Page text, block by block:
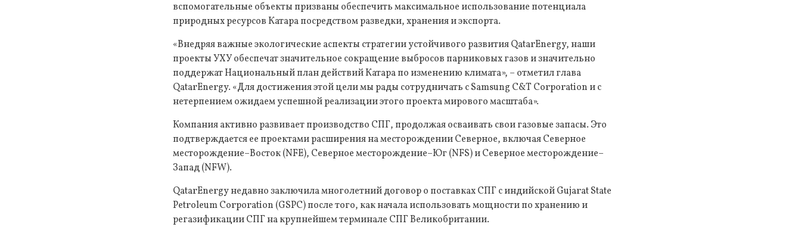
вспомогательные объекты призваны обеспечить максимальное использование потенциала
природных ресурсов Катара посредством разведки, хранения и экспорта.
«Внедряя важные экологические аспекты стратегии устойчивого развития QatarEnergy, наши
проекты УХУ обеспечат значительное сокращение выбросов парниковых газов и значительно
поддержат Национальный план действий Катара по изменению климата», – отметил глава
QatarEnergy. «Для достижения этой цели мы рады сотрудничать с Samsung C&T Corporation и с
нетерпением ожидаем успешной реализации этого проекта мирового масштаба».
Компания активно развивает производство СПГ, продолжая осваивать свои газовые запасы. Это
подтверждается ее проектами расширения на месторождении Северное, включая Северное
месторождение–Восток (NFE), Северное месторождение–Юг (NFS) и Северное месторождение–
Запад (NFW).
QatarEnergy недавно заключила многолетний договор о поставках СПГ с индийской Gujarat State
Petroleum Corporation (GSPC) после того, как начала использовать мощности по хранению и
регазификации СПГ на крупнейшем терминале СПГ Великобритании.